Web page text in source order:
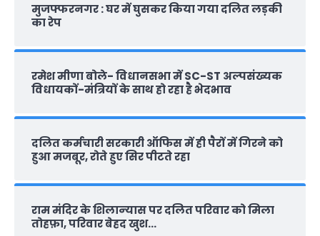
मुजफ्फरनगर : घर में घुसकर किया गया दलित लड़की
का रेप
रमेश मीणा बोले- विधानसभा में SC-ST अल्पसंख्यक
विधायकों-मंत्रियों के साथ हो रहा है भेदभाव
दलित कर्मचारी सरकारी ऑफ‍िस में ही पैरों में गिरने को
हुआ मजबूर, रोते हुए सिर पीटते रहा
राम मंदिर के शिलान्‍यास पर दलित परिवार को मिला
तोहफ़ा, परिवार बेहद खुश…